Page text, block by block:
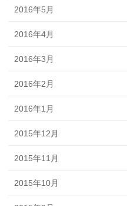
2016年5月
2016年4月
2016年3月
2016年2月
2016年1月
2015年12月
2015年11月
2015年10月